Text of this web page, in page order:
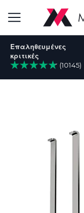
Εναλλαγή
Πλοήγησης
Επαληθευμένες
κριτικές
(10145)